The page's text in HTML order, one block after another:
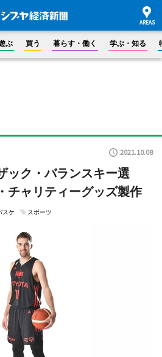
ぶ 買う 暮らす・働く 学ぶ・知る
2021.10.08
ック・バランスキー選
チャリティーグッズ製作
スケ スポーツ